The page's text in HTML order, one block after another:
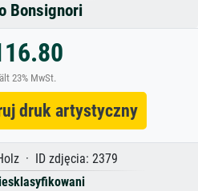
Bonsignori
23% MwSt.
druk artystyczny
· ID zdjęcia: 2379